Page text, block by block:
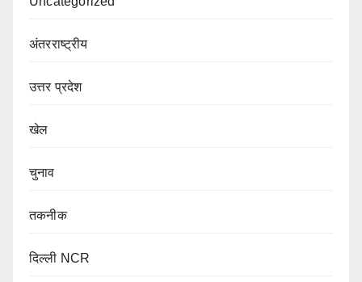
अंतरराष्ट्रीय
उत्तर प्रदेश
खेल
चुनाव
तकनीक
दिल्ली NCR